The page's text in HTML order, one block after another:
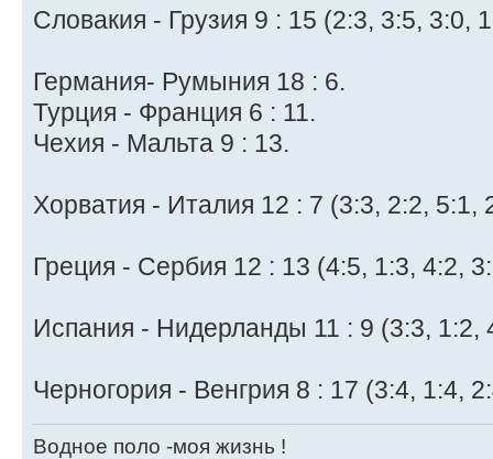
Словакия - Грузия 9 : 15 (2:3, 3:5, 3:0,
Германия- Румыния 18 : 6.
Турция - Франция 6 : 11.
Чехия - Мальта 9 : 13.
Хорватия - Италия 12 : 7 (3:3, 2:2, 5:1,
Греция - Сербия 12 : 13 (4:5, 1:3, 4:2,
Испания - Нидерланды 11 : 9 (3:3, 1:2,
Черногория - Венгрия 8 : 17 (3:4, 1:4,
Водное поло -моя жизнь !